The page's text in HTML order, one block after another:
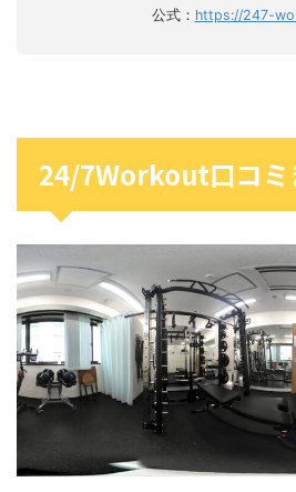
公式： https://247-
24/7Workout口コミ